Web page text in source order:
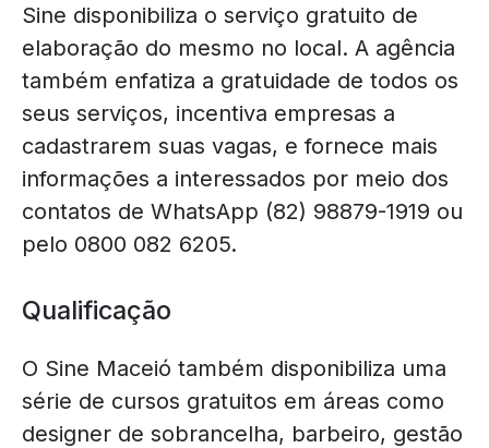
Sine disponibiliza o serviço gratuito de
elaboração do mesmo no local. A agência
também enfatiza a gratuidade de todos os
seus serviços, incentiva empresas a
cadastrarem suas vagas, e fornece mais
informações a interessados por meio dos
contatos de WhatsApp (82) 98879-1919 ou
pelo 0800 082 6205.
Qualificação
O Sine Maceió também disponibiliza uma
série de cursos gratuitos em áreas como
designer de sobrancelha, barbeiro, gestão